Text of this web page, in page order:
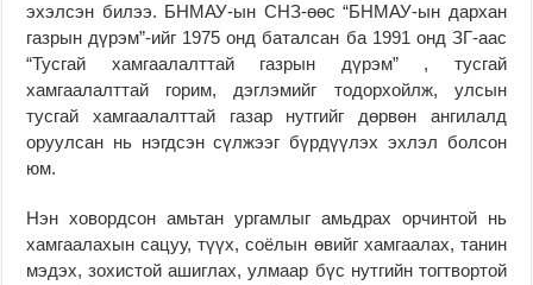
эхэлсэн билээ. БНМАУ-ын СНЗ-өөс “БНМАУ-ын дархан
газрын дүрэм”-ийг 1975 онд баталсан ба 1991 онд ЗГ-аас
“Тусгай хамгаалалттай газрын дүрэм” , тусгай
хамгаалалттай горим, дэглэмийг тодорхойлж, улсын
тусгай хамгаалалттай газар нутгийг дөрвөн ангилалд
оруулсан нь нэгдсэн сүлжээг бүрдүүлэх эхлэл болсон
юм.
Нэн ховордсон амьтан ургамлыг амьдрах орчинтой нь
хамгаалахын сацуу, түүх, соёлын өвийг хамгаалах, танин
мэдэх, зохистой ашиглах, улмаар бүс нутгийн тогтвортой